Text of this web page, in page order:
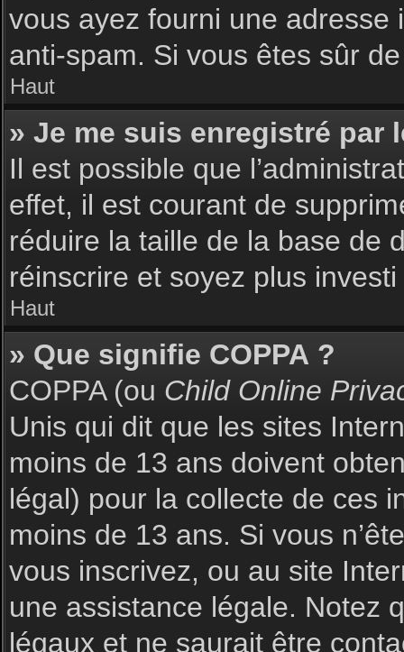
vous ayez fourni une adresse
anti-spam. Si vous êtes sûr
Haut
» Je me suis enregistré par
Il est possible que
effet, il est courant de
réduire la taille de la base de
réinscrire et soyez plus
Haut
» Que signifie COPPA ?
COPPA (ou Child Online
Unis qui dit que les sites
moins de 13 ans doivent
légal) pour la collecte de ces
moins de 13 ans. Si vous
vous inscrivez, ou au site
une assistance légale. Notez
légaux et ne saurait être